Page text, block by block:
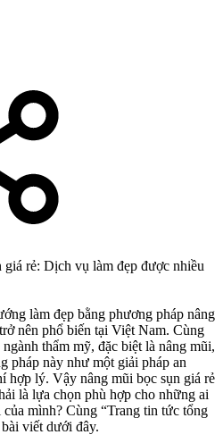
rẻ: Dịch vụ làm đẹp được nhiều
làm đẹp bằng phương pháp nâng
nên phổ biến tại Việt Nam. Cùng
thẩm mỹ, đặc biệt là nâng mũi,
pháp này như một giải pháp an
hợp lý. Vậy nâng mũi bọc sụn giá rẻ
là lựa chọn phù hợp cho những ai
mình? Cùng “Trang tin tức tổng
viết dưới đây.